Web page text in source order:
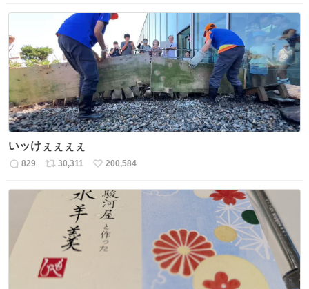
数
ね
数
いッけぇぇぇぇ
返
829
リ
30,311
い
ね
数
200,584